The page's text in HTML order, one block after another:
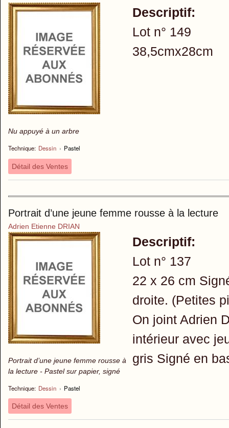
Nu appuyé à un arbre
Technique: Dessin › Pastel
Descriptif:
Lot n° 149
38,5cmx28cm
Détail des Ventes
Portrait d’une jeune femme rousse à la lecture
Adrien Etienne DRIAN
Portrait d’une jeune femme rousse à
la lecture - Pastel sur papier, signé
Technique: Dessin › Pastel
Descriptif:
Lot n° 137
22 x 26 cm
droite. (Petites
On joint Adrien
intérieur avec
gris Signé en
Détail des Ventes